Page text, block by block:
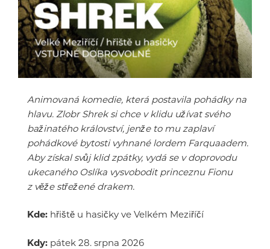
Animovaná komedie, která postavila pohádky na
hlavu. Zlobr Shrek si chce v klidu užívat svého
bažinatého království, jenže to mu zaplaví
pohádkové bytosti vyhnané lordem Farquaadem.
Aby získal svůj klid zpátky, vydá se v doprovodu
ukecaného Oslíka vysvobodit princeznu Fionu
z věže střežené drakem.
Kde: hřiště u hasičky ve Velkém Meziříčí
Kdy: pátek 28. srpna 2026